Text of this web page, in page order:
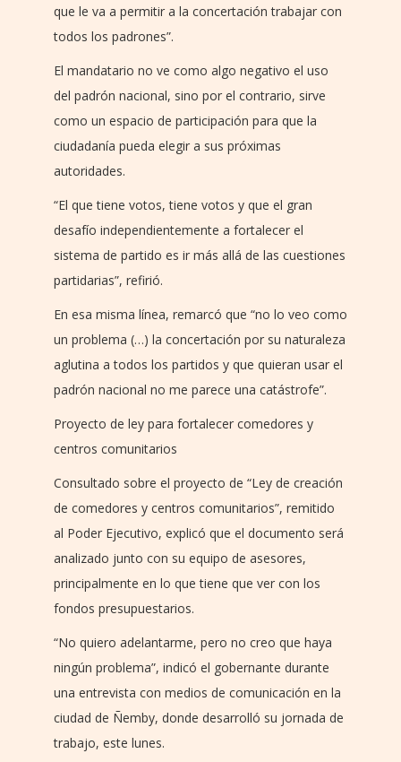
que le va a permitir a la concertación trabajar con
todos los padrones”.
El mandatario no ve como algo negativo el uso
del padrón nacional, sino por el contrario, sirve
como un espacio de participación para que la
ciudadanía pueda elegir a sus próximas
autoridades.
“El que tiene votos, tiene votos y que el gran
desafío independientemente a fortalecer el
sistema de partido es ir más allá de las cuestiones
partidarias”, refirió.
En esa misma línea, remarcó que “no lo veo como
un problema (…) la concertación por su naturaleza
aglutina a todos los partidos y que quieran usar el
padrón nacional no me parece una catástrofe”.
Proyecto de ley para fortalecer comedores y
centros comunitarios
Consultado sobre el proyecto de “Ley de creación
de comedores y centros comunitarios”, remitido
al Poder Ejecutivo, explicó que el documento será
analizado junto con su equipo de asesores,
principalmente en lo que tiene que ver con los
fondos presupuestarios.
“No quiero adelantarme, pero no creo que haya
ningún problema”, indicó el gobernante durante
una entrevista con medios de comunicación en la
ciudad de Ñemby, donde desarrolló su jornada de
trabajo, este lunes.